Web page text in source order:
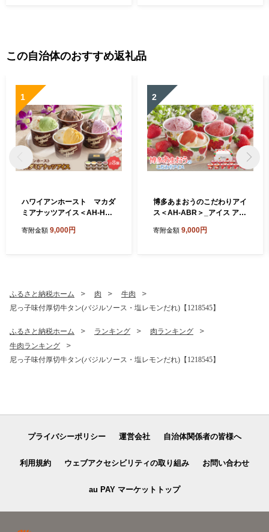
この自治体のおすすめ返礼品
1
ハワイアンホースト マカダ
ミアナッツアイス＜AH-HS
イーツ デザート マカダミア
寄附金額 9,000円
2
博多あまおうのこだわりアイ
ス＜AH-ABR＞_アイス アイ
ト 苺 いちご イチゴ あまおう
寄附金額 9,000円
ふるさと納税ホーム 肉
牛肉
尼っ子味付厚切牛タン(バジルソース・塩レモンだれ)【1218545】
ふるさと納税ホーム ランキング
肉ランキング
牛肉ランキング
尼っ子味付厚切牛タン(バジルソース・塩レモンだれ)【1218545】
プライバシーポリシー 運営会社 自治体関係者の皆様へ
利用規約 ウェブアクセシビリティの取り組み お問い合わせ
au PAY マーケットトップ